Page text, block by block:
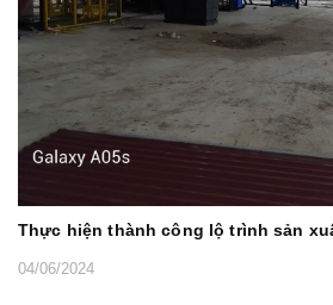
Thực hiện thành công lộ trình sản
04/06/2024